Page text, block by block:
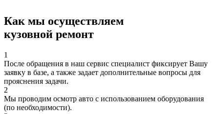
Как мы осуществляем
кузовной ремонт
1
После обращения в наш сервис специалист фиксирует Вашу
заявку в базе, а также задает дополнительные вопросы для
прояснения задачи.
2
Мы проводим осмотр авто с использованием оборудования
(по необходимости).